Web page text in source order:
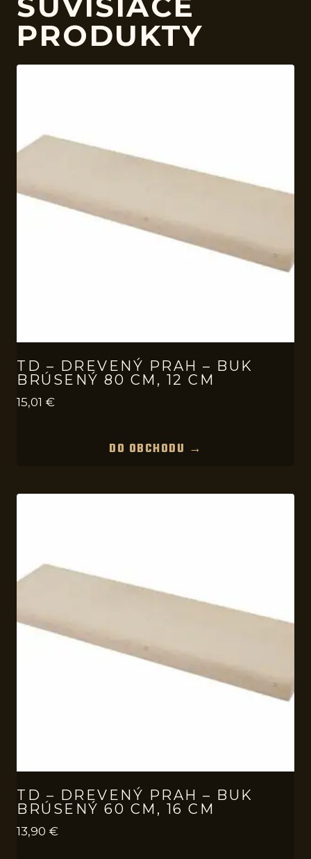
PRODUKTY
TD – DREVENÝ PRAH – BUK
BRÚSENÝ 80 CM, 12 CM
15,01 €
DO OBCHODU →
TD – DREVENÝ PRAH – BUK
BRÚSENÝ 60 CM, 16 CM
13,90 €